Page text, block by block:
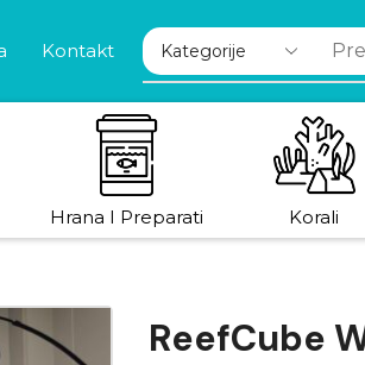
Kontakt
Hrana I Preparati Korali
ReefCube